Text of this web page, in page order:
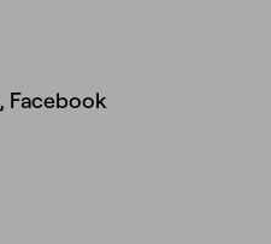
, Facebook